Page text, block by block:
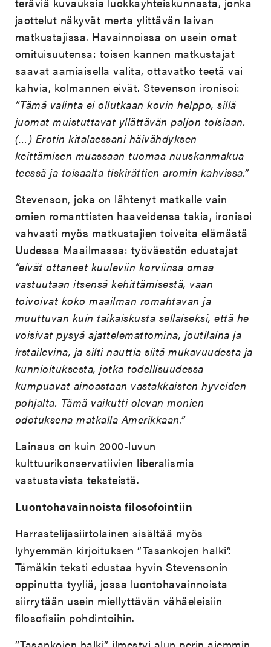
jaottelut näkyvät merta ylittävän laivan
matkustajissa. Havainnoissa on usein omat
omituisuutensa: toisen kannen matkustajat
saavat aamiaisella valita, ottavatko teetä vai
kahvia, kolmannen eivät. Stevenson ironisoi:
”Tämä valinta ei ollutkaan kovin helppo, sillä
juomat muistuttavat yllättävän paljon toisiaan.
(…) Erotin kitalaessani häivähdyksen
keittämisen muassaan tuomaa nuuskanmakua
teessä ja toisaalta tiskirättien aromin kahvissa.”
Stevenson, joka on lähtenyt matkalle vain
omien romanttisten haaveidensa takia, ironisoi
vahvasti myös matkustajien toiveita elämästä
Uudessa Maailmassa: työväestön edustajat
”eivät ottaneet kuuleviin korviinsa omaa
vastuutaan itsensä kehittämisestä, vaan
toivoivat koko maailman romahtavan ja
muuttuvan kuin taikaiskusta sellaiseksi, että he
voisivat pysyä ajattelemattomina, joutilaina ja
irstailevina, ja silti nauttia siitä mukavuudesta ja
kunnioituksesta, jotka todellisuudessa
kumpuavat ainoastaan vastakkaisten hyveiden
pohjalta. Tämä vaikutti olevan monien
odotuksena matkalla Amerikkaan.”
Lainaus on kuin 2000-luvun
kulttuurikonservatiivien liberalismia
vastustavista teksteistä.
Luontohavainnoista filosofointiin
Harrastelijasiirtolainen sisältää myös
lyhyemmän kirjoituksen ”Tasankojen halki”.
Tämäkin teksti edustaa hyvin Stevensonin
oppinutta tyyliä, jossa luontohavainnoista
siirrytään usein miellyttävän vähäeleisiin
filosofisiin pohdintoihin.